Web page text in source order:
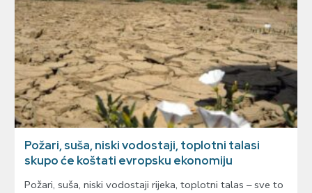
Požari, suša, niski vodostaji, toplotni talasi
skupo će koštati evropsku ekonomiju
Požari, suša, niski vodostaji rijeka, toplotni talas – sve to